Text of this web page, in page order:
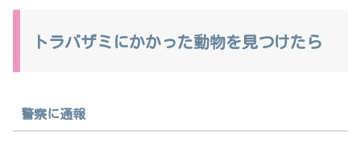
トラバザミにかかった動物を見つけたら
警察に通報